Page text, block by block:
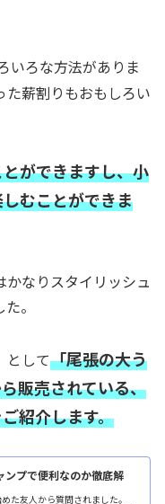
いろな方法がありま
た薪割りもおもしろい
ができますし、小
むことができま
なりスタイリッシュ
。
として「尾張の大う
販売されている、
紹介します。
ンプで便利なのか徹底解
た友人から質問されました。